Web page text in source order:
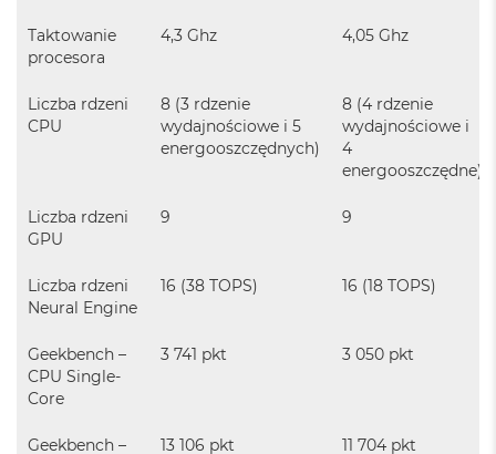
G
B
M
k
o
5
1
G
B
a
Taktowanie
procesora
4,3 Ghz 4,05 Ghz
Liczba rdzeni
CPU
8 (3 rdzenie
wydajnościowe i 5
energooszczędnych)
8 (4 rdzenie
wydajnościowe i
4
energooszczędne)
Liczba rdzeni
GPU
9 9
Liczba rdzeni
Neural Engine
16 (38 TOPS) 16 (18 TOPS)
Geekbench –
CPU Single-
Core
3 741 pkt 3 050 pkt
Geekbench –
13 106 pkt 11 704 pkt